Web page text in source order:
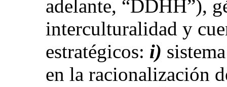
adelante, “DDHH”),
interculturalidad y
estratégicos: i)
en la racionalización